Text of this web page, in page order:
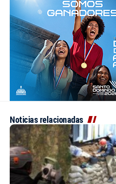
Noticias relacionadas